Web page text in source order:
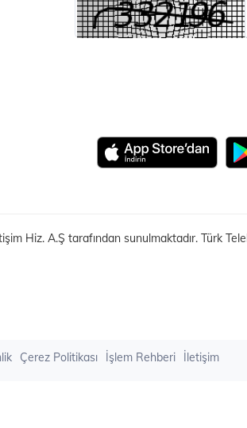
Hiz. A.Ş tarafından sunulmaktadır. Türk
Çerez Politikası İşlem Rehberi İletişim